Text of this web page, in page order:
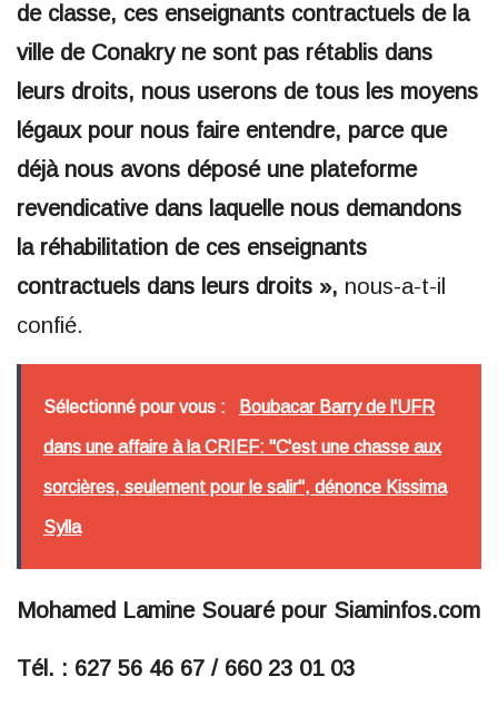
de classe, ces enseignants contractuels de la
ville de Conakry ne sont pas rétablis dans
leurs droits, nous userons de tous les moyens
légaux pour nous faire entendre, parce que
déjà nous avons déposé une plateforme
revendicative dans laquelle nous demandons
la réhabilitation de ces enseignants
contractuels dans leurs droits », nous-a-t-il
confié.
Sélectionné pour vous : Boubacar Barry de l'UFR
dans une affaire à la CRIEF: "C'est une chasse aux
sorcières, seulement pour le salir", dénonce Kissima
Sylla
Mohamed Lamine Souaré pour Siaminfos.com
Tél. : 627 56 46 67 / 660 23 01 03